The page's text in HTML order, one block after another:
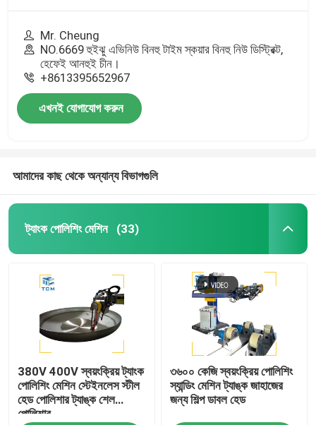
Mr. Cheung
NO.6669 হুইঝু এভিনিউ বিনহু টাইম স্কয়ার বিনহু নিউ ডিস্ট্রিক্ট,
হেফেই আনহুই চীন।
+8613395652967
এখনই যোগাযোগ করুন
আমাদের কাছ থেকে অন্যান্য বিভাগগুলি
ট্যাংক পোলিশিং মেশিন (33)
380V 400V স্বয়ংক্রিয় ট্যাংক
পোলিশিং মেশিন স্টেইনলেস স্টীল
হেড পোলিশার ট্যাঙ্ক শেল
পোলিশার
৩৬০০ কেজি স্বয়ংক্রিয় পোলিশিং
স্যান্ডিং মেশিন ট্যাঙ্ক জাহাজের
জন্য শিল্প ডাবল হেড